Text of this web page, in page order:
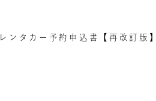
レンタカー予約申込書【再改訂版】